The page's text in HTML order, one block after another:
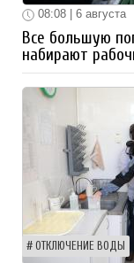
08:08 | 6 августа
Все большую
набирают
ОТКЛЮЧЕНИЕ ВОДЫ